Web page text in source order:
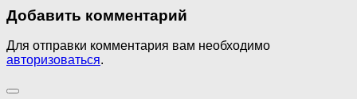
Добавить комментарий
Для отправки комментария вам необходимо
авторизоваться.